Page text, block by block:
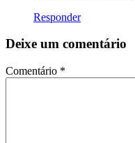
Responder
Deixe um comentário
Comentário *